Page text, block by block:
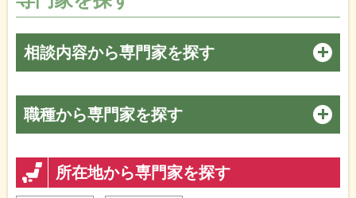
相談内容から専門家を探す
職種から専門家を探す
所在地から専門家を探す